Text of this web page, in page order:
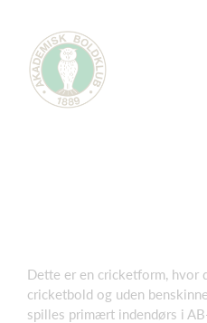
Dette er en cricketform, hvor
cricketbold og uden
spilles primært indendørs i